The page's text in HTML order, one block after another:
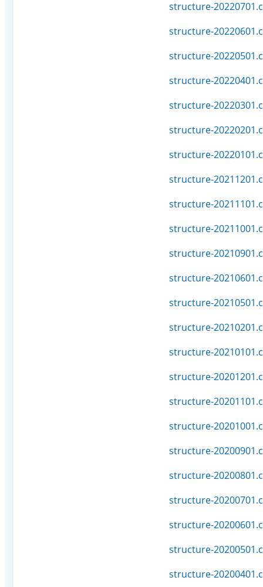
structure-
structure-
structure-
structure-
structure-
structure-
structure-
structure-
structure-
structure-
structure-
structure-
structure-
structure-
structure-
structure-
structure-
structure-
structure-
structure-
structure-
structure-
structure-
structure-